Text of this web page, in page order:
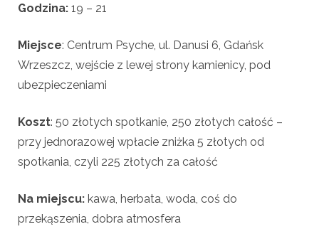
Godzina: 19 – 21
Miejsce: Centrum Psyche, ul. Danusi 6, Gdańsk
Wrzeszcz, wejście z lewej strony kamienicy, pod
ubezpieczeniami
Koszt: 50 złotych spotkanie, 250 złotych całość –
przy jednorazowej wpłacie zniżka 5 złotych od
spotkania, czyli 225 złotych za całość
Na miejscu: kawa, herbata, woda, coś do
przekąszenia, dobra atmosfera